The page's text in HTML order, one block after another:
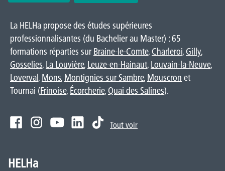
La HELHa propose des études supérieures
professionnalisantes (du Bachelier au Master) : 65
formations réparties surBraine-le-Comte, Charleroi, Gilly,
Gosselies, La Louvière, Leuze-en-Hainaut, Louvain-la-Neuve,
Loverval, Mons, Montignies-sur-Sambre, Mouscron et
Tournai (Frinoise, Écorcherie, Quai des Salines).
Tout voir
HELHa